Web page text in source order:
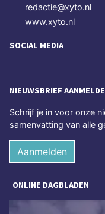
redactie@xyto.nl
www.xyto.nl
SOCIAL MEDIA
NIEUWSBRIEF
Schrijf je in voor onze
samenvatting van alle
Aanmelden
ONLINE DAGBLADEN